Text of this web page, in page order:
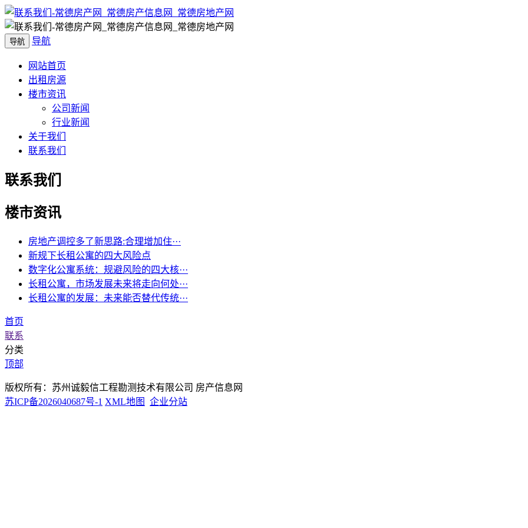
导航 导航
网站首页
出租房源
楼市资讯
公司新闻
行业新闻
关于我们
联系我们
联系我们
楼市资讯
房地产调控多了新思路:合理增加住···
新规下长租公寓的四大风险点
数字化公寓系统：规避风险的四大核···
长租公寓，市场发展未来将走向何处···
长租公寓的发展：未来能否替代传统···
首页
联系
分类
顶部
版权所有：苏州诚毅信工程勘测技术有限公司 房产信息网
苏ICP备2026040687号-1 XML地图 企业分站